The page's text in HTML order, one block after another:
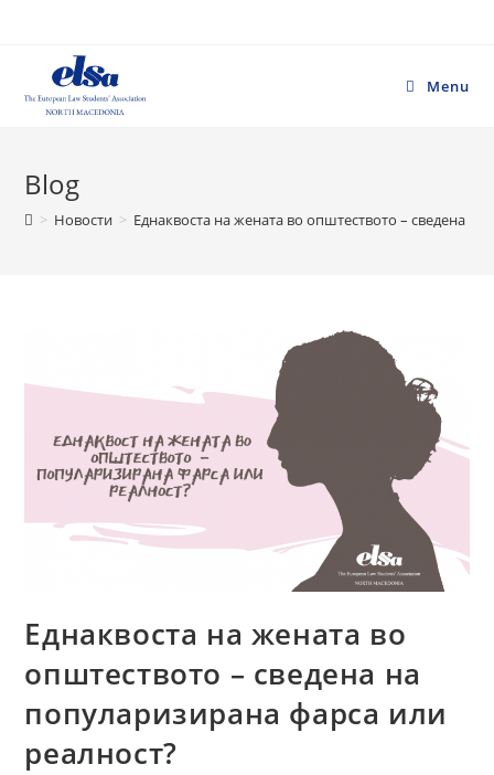
content
Menu
Blog
> Новости > Еднаквоста на жената во општеството – сведена
Еднаквоста на жената во
општеството – сведена на
популаризирана фарса или
реалност?